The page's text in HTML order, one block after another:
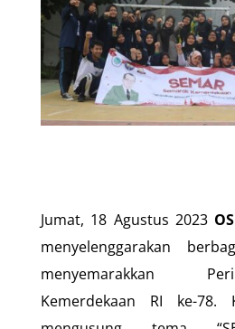
Jumat, 18 Agustus 2023
menyelenggarakan
menyemarakkan
Kemerdekaan RI ke-78.